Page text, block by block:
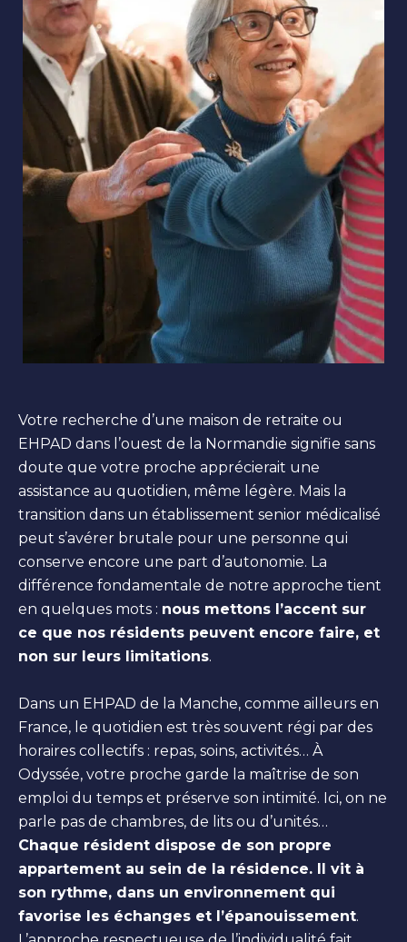
Votre recherche d’une maison de retraite ou
EHPAD dans l’ouest de la Normandie signifie sans
doute que votre proche apprécierait une
assistance au quotidien, même légère. Mais la
transition dans un établissement senior médicalisé
peut s’avérer brutale pour une personne qui
conserve encore une part d’autonomie. La
différence fondamentale de notre approche tient
en quelques mots : nous mettons l’accent sur
ce que nos résidents peuvent encore faire, et
non sur leurs limitations.
Dans un EHPAD de la Manche, comme ailleurs en
France, le quotidien est très souvent régi par des
horaires collectifs : repas, soins, activités… À
Odyssée, votre proche garde la maîtrise de son
emploi du temps et préserve son intimité. Ici, on ne
parle pas de chambres, de lits ou d’unités…
Chaque résident dispose de son propre
appartement au sein de la résidence. Il vit à
son rythme, dans un environnement qui
favorise les échanges et l’épanouissement.